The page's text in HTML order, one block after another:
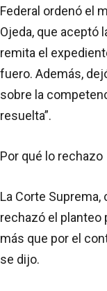
Federal ordenó el
Ojeda, que aceptó
remita el
fuero. Además,
sobre la
resuelta”.
Por qué lo rechazo
La Corte
rechazó el planteo
más que por el
se dijo.